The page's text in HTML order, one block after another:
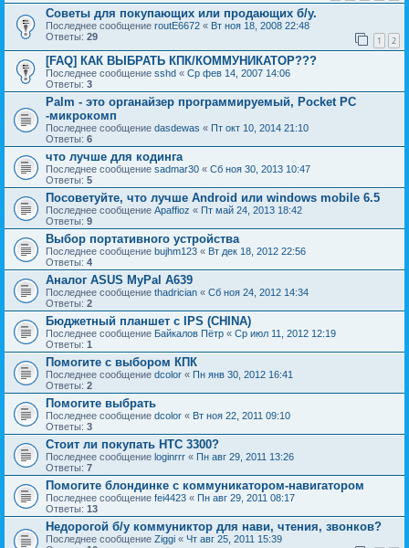
Советы для покупающих или продающих б/у.
Последнее сообщение routE6672 « Вт ноя 18, 2008 22:48
Ответы: 29 1 2
[FAQ] КАК ВЫБРАТЬ КПК/КОММУНИКАТОР???
Последнее сообщение sshd « Ср фев 14, 2007 14:06
Ответы: 3
Palm - это органайзер программируемый, Pocket PC
-микрокомп
Последнее сообщение dasdewas « Пт окт 10, 2014 21:10
Ответы: 6
что лучше для кодинга
Последнее сообщение sadmar30 « Сб ноя 30, 2013 10:47
Ответы: 5
Посоветуйте, что лучше Android или windows mobile 6.5
Последнее сообщение Apaffioz « Пт май 24, 2013 18:42
Ответы: 9
Выбор портативного устройства
Последнее сообщение bujhm123 « Вт дек 18, 2012 22:56
Ответы: 4
Аналог ASUS MyPal A639
Последнее сообщение thadrician « Сб ноя 24, 2012 14:34
Ответы: 2
Бюджетный планшет с IPS (CHINA)
Последнее сообщение Байкалов Пётр « Ср июл 11, 2012 12:19
Ответы: 1
Помогите с выбором КПК
Последнее сообщение dcolor « Пн янв 30, 2012 16:41
Ответы: 2
Помогите выбрать
Последнее сообщение dcolor « Вт ноя 22, 2011 09:10
Ответы: 3
Стоит ли покупать HTC 3300?
Последнее сообщение loginrrr « Пн авг 29, 2011 13:26
Ответы: 7
Помогите блондинке с коммуникатором-навигатором
Последнее сообщение fei4423 « Пн авг 29, 2011 08:17
Ответы: 13
Недорогой б/у коммуниктор для нави, чтения, звонков?
Последнее сообщение Ziggi « Чт авг 25, 2011 15:39